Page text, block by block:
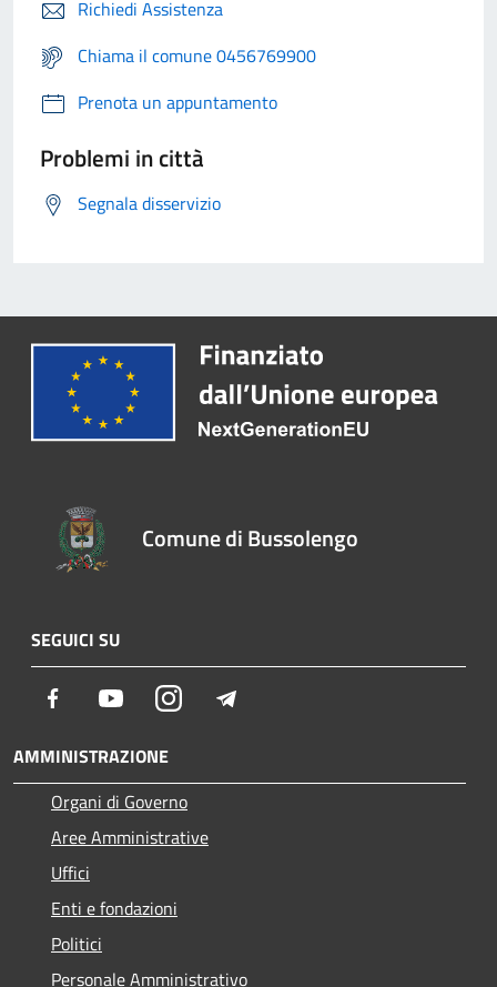
Richiedi Assistenza
Chiama il comune 0456769900
Prenota un appuntamento
Problemi in città
Segnala disservizio
Comune di Bussolengo
SEGUICI SU
Facebook YoutubeInstagram
AMMINISTRAZIONE
Organi di Governo
Aree Amministrative
Uffici
Enti e fondazioni
Politici
Personale Amministrativo